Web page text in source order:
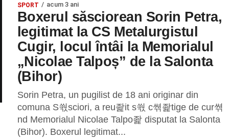
SPORT acum 3 ani
Boxerul săsciorean Sorin Petra,
legitimat la CS Metalurgistul
Cugir, locul întâi la Memorialul
„Nicolae Talpoș” de la Salonta
(Bihor)
Sorin Petra, un pugilist de 18 ani originar din
comuna S쒃sciori, a reu좙it s쒃 c쎢좙tige de cur쎢
nd Memorialul Nicolae Talpo좙 disputat la Salonta
(Bihor). Boxerul legitimat...